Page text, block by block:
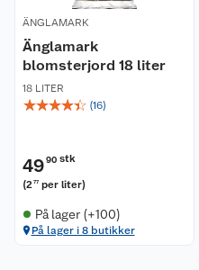
ÄNGLAMARK
Änglamark
blomsterjord 18 liter
18 LITER
☆☆☆☆☆ (16)
4990 stk
(2 77 per liter)
På lager (+100)
På lager i 8 butikker